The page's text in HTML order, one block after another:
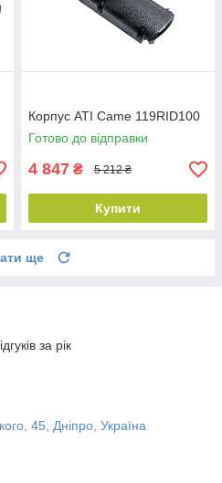
Корпус ATI Came 119RID100
Готово до відправки
4 847 ₴ 5 212 ₴
Купити
ще
за рік
45, Дніпро, Україна